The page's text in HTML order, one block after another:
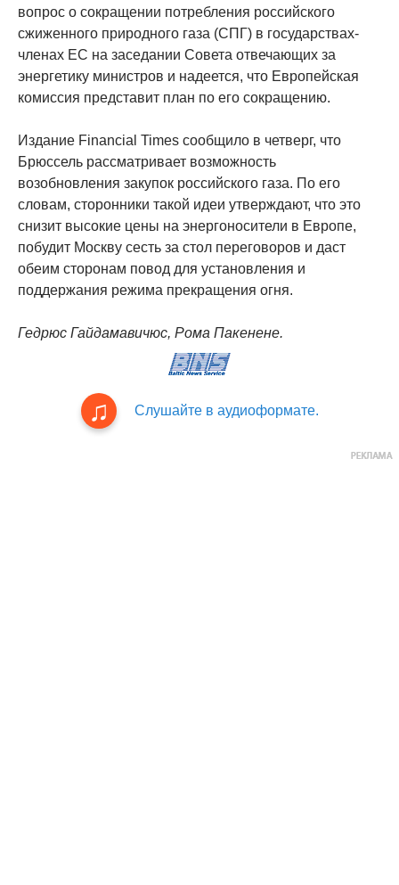
вопрос о сокращении потребления российского
сжиженного природного газа (СПГ) в государствах-
членах ЕС на заседании Совета отвечающих за
энергетику министров и надеется, что Европейская
комиссия представит план по его сокращению.
Издание Financial Times сообщило в четверг, что
Брюссель рассматривает возможность
возобновления закупок российского газа. По его
словам, сторонники такой идеи утверждают, что это
снизит высокие цены на энергоносители в Европе,
побудит Москву сесть за стол переговоров и даст
обеим сторонам повод для установления и
поддержания режима прекращения огня.
Гедрюс Гайдамавичюс, Рома Пакенене.
Слушайте в аудиоформате.